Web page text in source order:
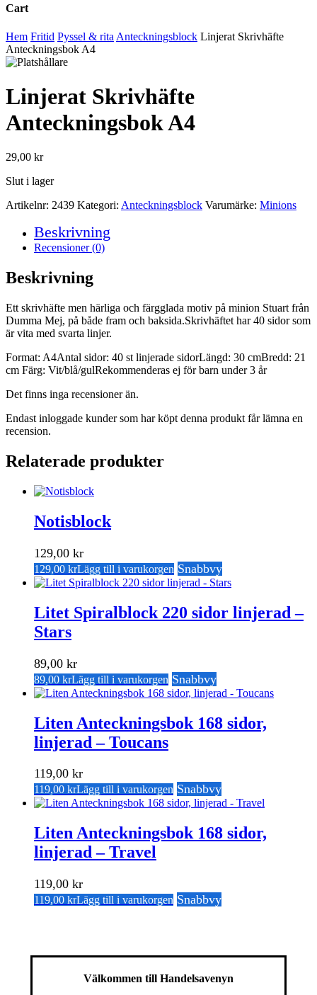
Cart
Close
Cart
Hem Fritid Pyssel & rita Anteckningsblock Linjerat Skrivhäfte
Anteckningsbok A4
Linjerat Skrivhäfte
Anteckningsbok A4
29,00 kr
Slut i lager
Artikelnr: 2439 Kategori: Anteckningsblock Varumärke: Minions
Beskrivning
Recensioner (0)
Beskrivning
Ett skrivhäfte men härliga och färgglada motiv på minion Stuart från
Dumma Mej, på både fram och baksida.Skrivhäftet har 40 sidor som
är vita med svarta linjer.
Format: A4Antal sidor: 40 st linjerade sidorLängd: 30 cmBredd: 21
cm Färg: Vit/blå/gulRekommenderas ej för barn under 3 år
Det finns inga recensioner än.
Endast inloggade kunder som har köpt denna produkt får lämna en
recension.
Relaterade produkter
Notisblock
129,00 kr
129,00 krLägg till i varukorgen Snabbvy
Litet Spiralblock 220 sidor linjerad –
Stars
89,00 kr
89,00 krLägg till i varukorgen Snabbvy
Liten Anteckningsbok 168 sidor,
linjerad – Toucans
119,00 kr
119,00 krLägg till i varukorgen Snabbvy
Liten Anteckningsbok 168 sidor,
linjerad – Travel
119,00 kr
119,00 krLägg till i varukorgen Snabbvy
Välkommen till Handelsavenyn